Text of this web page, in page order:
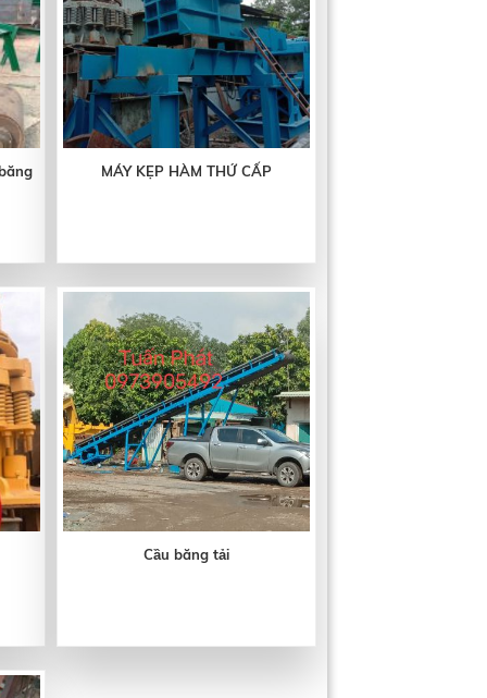
MÁY KẸP HÀM THỨ CẤP
Cầu băng tải